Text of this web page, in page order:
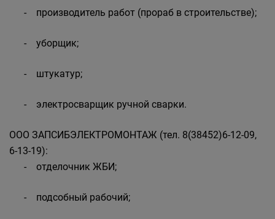
- производитель работ (прораб в строительстве);
- уборщик;
- штукатур;
- электросварщик ручной сварки.
ООО ЗАПСИБЭЛЕКТРОМОНТАЖ (тел. 8(38452)6-12-09,
6-13-19):
- отделочник ЖБИ;
- подсобный рабочий;